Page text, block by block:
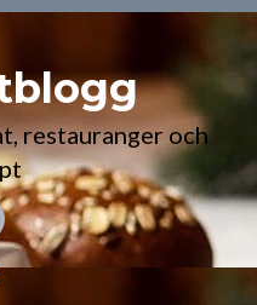
restauranger och